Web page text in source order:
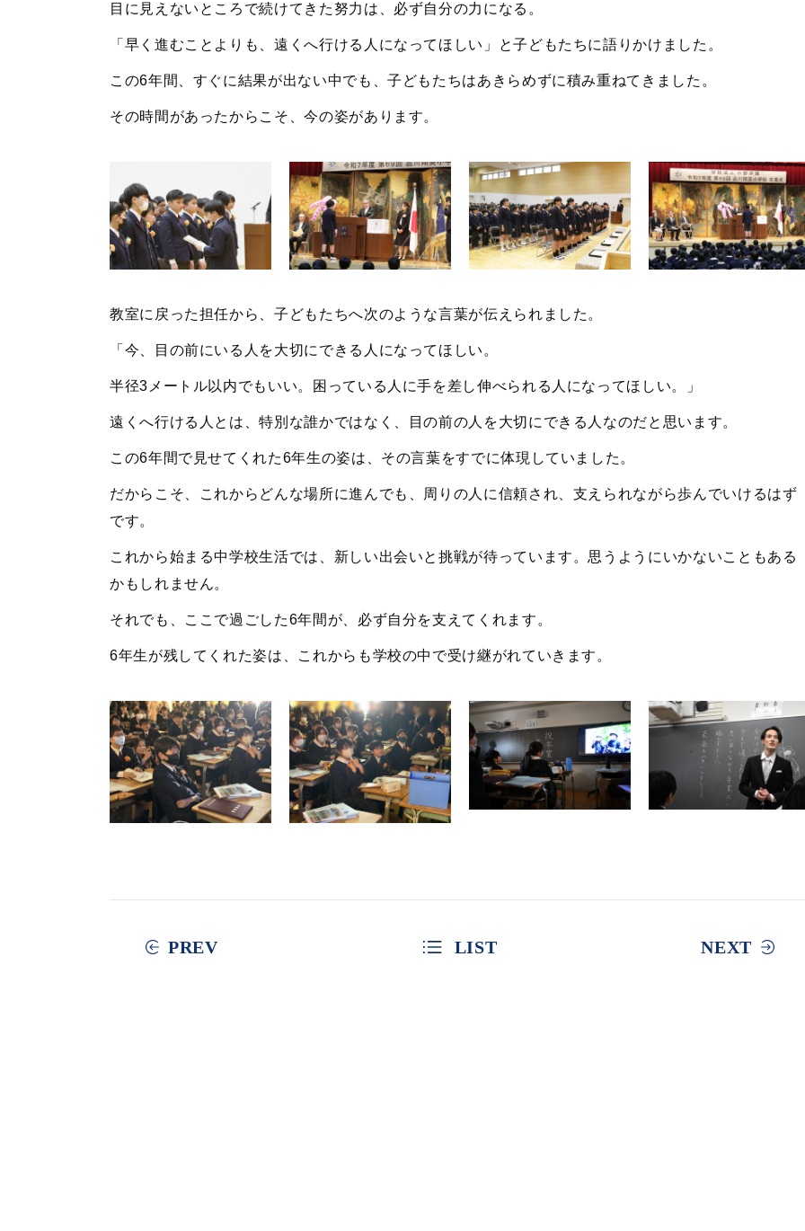
目に見えないところで続けてきた努力は、必ず自分の力になる。
「早く進むことよりも、遠くへ行ける人になってほしい」と子どもたちに語りかけました。
この6年間、すぐに結果が出ない中でも、子どもたちはあきらめずに積み重ねてきました。
その時間があったからこそ、今の姿があります。
教室に戻った担任から、子どもたちへ次のような言葉が伝えられました。
「今、目の前にいる人を大切にできる人になってほしい。
半径3メートル以内でもいい。困っている人に手を差し伸べられる人になってほしい。」
遠くへ行ける人とは、特別な誰かではなく、目の前の人を大切にできる人なのだと思います。
この6年間で見せてくれた6年生の姿は、その言葉をすでに体現していました。
だからこそ、これからどんな場所に進んでも、周りの人に信頼され、支えられながら歩んでいけるはず
です。
これから始まる中学校生活では、新しい出会いと挑戦が待っています。思うようにいかないこともある
かもしれません。
それでも、ここで過ごした6年間が、必ず自分を支えてくれます。
6年生が残してくれた姿は、これからも学校の中で受け継がれていきます。
PREV LIST NEXT